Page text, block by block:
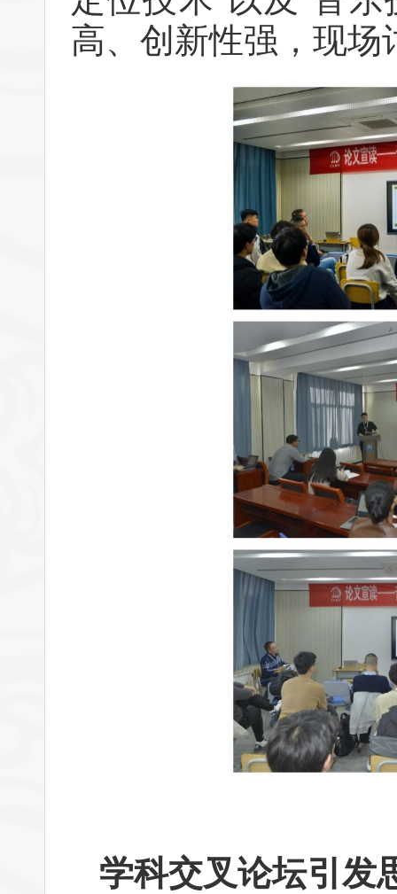
高、创新性强，现场
学科交叉论坛引发